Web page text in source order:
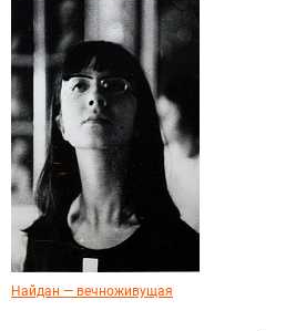
Найдан — вечноживущая